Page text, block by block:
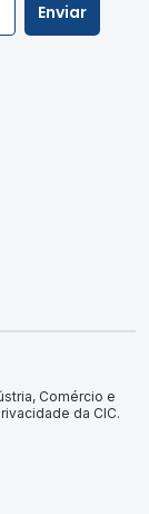
Enviar
Comércio e
da CIC.